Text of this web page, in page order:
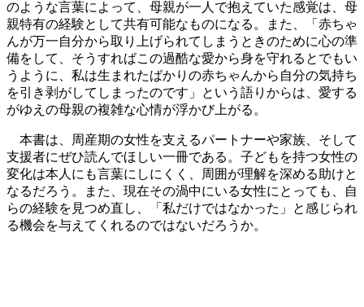
のような言葉によって、母親が一人で抱えていた感覚は、母
親特有の経験として共有可能なものになる。また、「赤ちゃ
んが万一自分から取り上げられてしまうときのために心の準
備をして、そうすればこの過酷な愛から身を守れるとでもい
うように、私は生まれたばかりの赤ちゃんから自分の気持ち
を引き剥がしてしまったのです」という語りからは、愛する
がゆえの母親の複雑な心情が浮かび上がる。
本書は、周産期の女性を支えるパートナーや家族、そして
支援者にぜひ読んでほしい一冊である。子どもを持つ女性の
変化は本人にも言葉にしにくく、周囲が理解を深める助けと
なるだろう。また、現在その渦中にいる女性にとっても、自
らの経験を見つめ直し、「私だけではなかった」と感じられ
る機会を与えてくれるのではないだろうか。